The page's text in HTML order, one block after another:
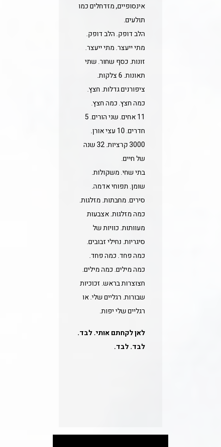
אינסופיים, מזדחלים כמו
תולעים.
הלב דופק. הלב דופק.
מתי ייעצר. מתי ייעצר.
זונות. כסף שחור. שתי
תאונות. 6 צלקות.
ציפורנים גדלות. חצץ.
כמה חצץ. כמה חצץ.
11 אחים. שני הורים. 5
חדרים. 10 עצי אורן.
3000 קרציות. 32 שנה
של חיים.
בתי שחי. משקולות.
שומן. תפוחי אדמה.
סירים. מחבתות. מזלגות.
כמה מזלגות. אצבעות
מעוותות. כוויות של
סיגריות. נחילי זבובים.
כמה פחד. כמה פחד.
כמה מילים. כמה מילים.
חצוצרות בראש. זכוכיות
שבורות. רגליים שלי. או
רגליים שלי יפות.
לאן לקחתם אותי. לבד.
לבד. לבד.